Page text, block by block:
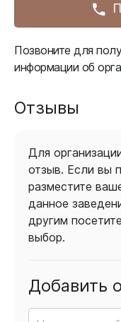
Позвоните для
информации об
Отзывы
Для
отзыв. Если вы
разместите
данное
другим
выбор.
Добавить